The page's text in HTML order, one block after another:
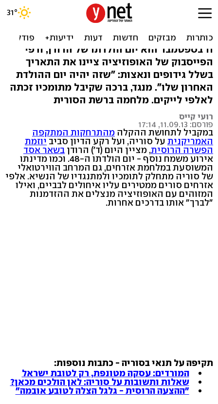
"אריה יקר", "פרעה אכזר":
בשאר אסד בן 48
11 בספטמבר הוא יום הולדתו של הרודן, ודפי
הפייסבוק של האופוזיציה ציינו את התאריך
בשלל גידופים ונאצות: "שזה יהיה יום ההולדת
האחרון שלו". מנגד, ברכה שקיבל מתומכיו זכתה
לאלפי לייקים. מלחמה ברשת הסורית
רועי קייס
פורסם: 11.09.13, 17:14
במקביל לתחושת ההקלה מהתרחקות המתקפה
האמריקנית על סוריה, ועל רקע הדיון סביב יוזמת
הפשרה הרוסית, מציין היום (ד') הרודן בשאר אסד
אירוע משמח נוסף - יום הולדתו ה-48. וכמו מדינתו
המשוסעת במלחמת אזרחים, גם המרחב הווירטואלי
של סוריה מתחלק לתומכיו ולמתנגדיו של הנשיא. אלפי
אזרחים סורים ממטירים עליו איחולים לבביים, ואילו
המזוהים עם האופוזיציה מנצלים את ההזדמנות
"לברך" אותו בדרכים אחרות.
תקיפה על תנאי בסוריה - כתבות נוספות:
המורדים: עסקה מטונפת, רק לטובת ישראל
שאלות ותשובות על סוריה: לאן הולכים מכאן?
"ההצעה הרוסית - גלגל הצלה לטובע אובמה"